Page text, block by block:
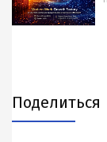
Поделиться